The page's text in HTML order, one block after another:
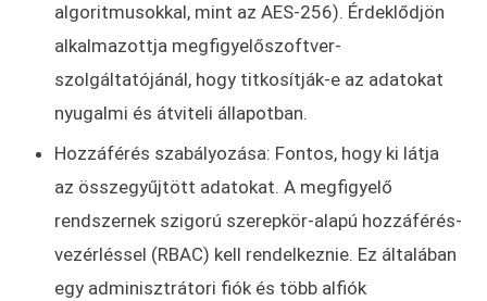
algoritmusokkal, mint az AES-256). Érdeklődjön
alkalmazottja megfigyelőszoftver-
szolgáltatójánál, hogy titkosítják-e az adatokat
nyugalmi és átviteli állapotban.
Hozzáférés szabályozása: Fontos, hogy ki látja
az összegyűjtött adatokat. A megfigyelő
rendszernek szigorú szerepkör-alapú hozzáférés-
vezérléssel (RBAC) kell rendelkeznie. Ez általában
egy adminisztrátori fiók és több alfiók